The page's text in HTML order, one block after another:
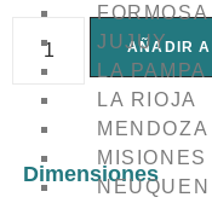
FORMOSA
JUJUY
LA PAMPA
LA RIOJA
MENDOZA
MISIONES
NEUQUEN
AÑADIR
Dimensiones